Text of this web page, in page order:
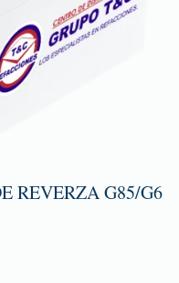
REVERZA G85/G6